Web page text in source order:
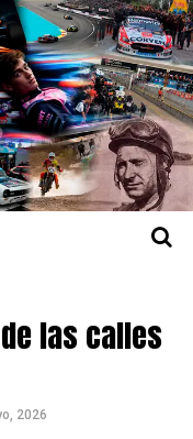
las calles
2026